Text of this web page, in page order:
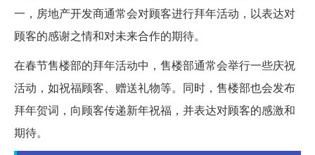
一，房地产开发商通常会对顾客进行拜年活动，以表达对
顾客的感谢之情和对未来合作的期待。
在春节售楼部的拜年活动中，售楼部通常会举行一些庆祝
活动，如祝福顾客、赠送礼物等。同时，售楼部也会发布
拜年贺词，向顾客传递新年祝福，并表达对顾客的感激和
期待。